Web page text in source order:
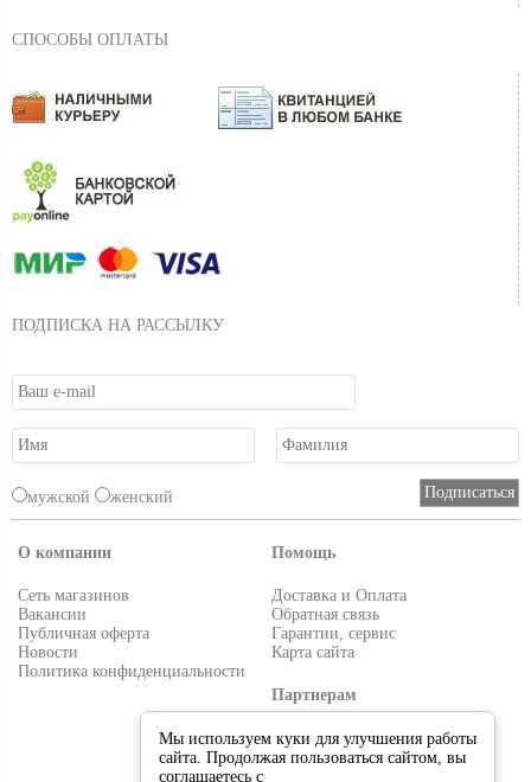
СПОСОБЫ ОПЛАТЫ
ПОДПИСКА НА РАССЫЛКУ
мужской женский
О компании
Сеть магазинов
Вакансии
Публичная оферта
Новости
Политика конфиденциальности
Помощь
Доставка и Оплата
Обратная связь
Гарантии, сервис
Карта сайта
Партнерам
Условия работы
Реквизиты
Мы используем куки для улучшения работы
сайта. Продолжая пользоваться сайтом, вы
соглашаетесь с